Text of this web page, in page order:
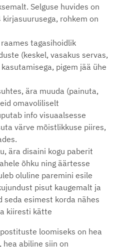
Selguse huvides on
rohkem on
tagasihoidlik
(keskel, vasakus servas,
pigem jää ühe
ära muuda (painuta,
omavoliliselt
info visuaalsesse
värve mõistlikkuse piires,
ära disaini kogu paberit
õhku ning äärtesse
oluline paremini esile
pisut kaugemalt ja
seda esimest korda nähes
kiiresti kätte
loomiseks on hea
abiline siin on